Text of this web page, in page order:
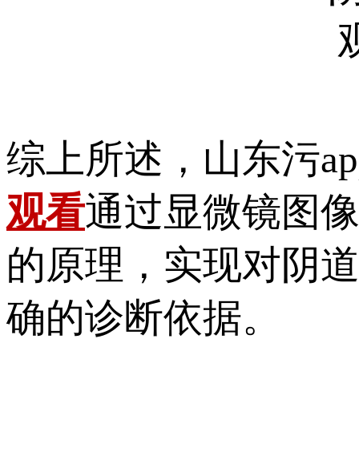
综上所述，山东污
观看通过显微镜图
的原理，实现对
确的诊断依据。